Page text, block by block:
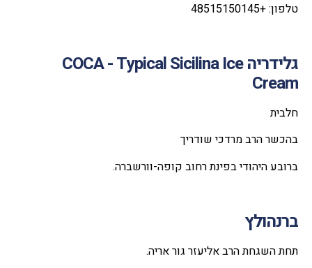
טלפון: +48515150145
גלידריהCOCA - Typical Sicilina Ice
Cream
חלבית
בהכשר הרב מרדכי שודריך
ברובע היהודי בפינת רחוב קופה-וורשברה.
ברנהולץ
תחת השגחת הרב אליעזר גור אריה.